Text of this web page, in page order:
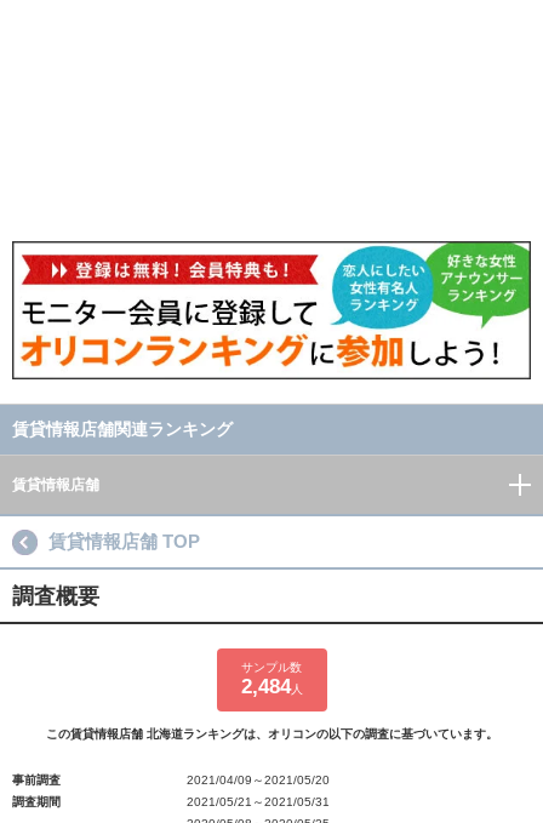
賃貸情報店舗関連ランキング
賃貸情報店舗
賃貸情報店舗 TOP
調査概要
サンプル数
2,484人
この賃貸情報店舗 北海道ランキングは、オリコンの以下の調査に基づいています。
事前調査
2021/04/09～2021/05/20
調査期間
2021/05/21～2021/05/31